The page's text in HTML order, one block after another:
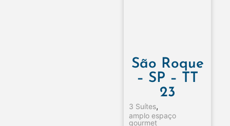
São Roque
– SP – TT
23
3 Suítes,
amplo espaço
gourmet